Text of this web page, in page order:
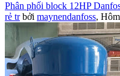
Phân phối block 12HP
rẻ tr bởi maynendanfoss,